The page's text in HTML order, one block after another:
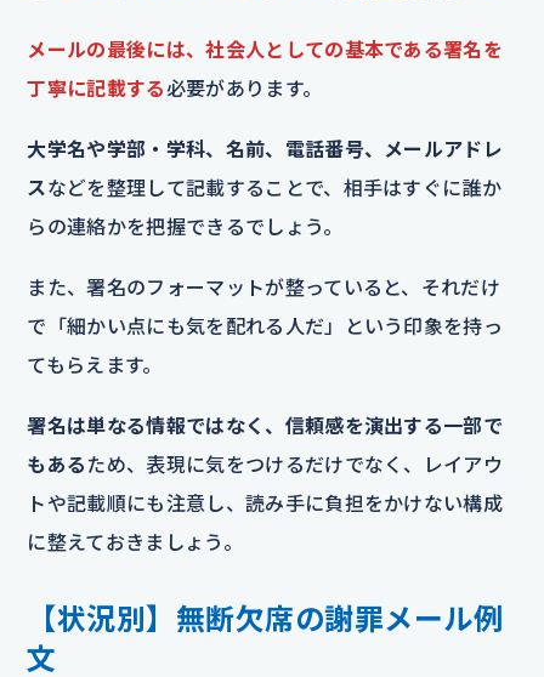
メールの最後には、社会人としての基本である署名を
丁寧に記載する 必要があります。
大学名や学部・学科、名前、電話番号、メールアドレ
スなどを整理して記載することで、相手はすぐに誰か
らの連絡かを把握できるでしょう。
また、署名のフォーマットが整っていると、それだけ
で「細かい点にも気を配れる人だ」という印象を持っ
てもらえます。
署名は単なる情報ではなく、信頼感を演出する一部で
もあるため、表現に気をつけるだけでなく、レイアウ
トや記載順にも注意し、読み手に負担をかけない構成
に整えておきましょう。
【状況別】無断欠席の謝罪メール例
文